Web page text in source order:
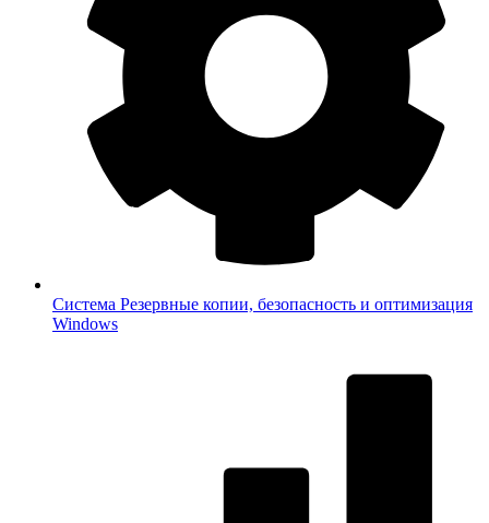
Система Резервные копии, безопасность и оптимизация
Windows